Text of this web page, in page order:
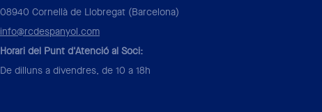
08940 Cornellà de Llobregat (Barcelona)
info@rcdespanyol.com
Horari del Punt d'Atenció al Soci:
De dilluns a divendres, de 10 a 18h